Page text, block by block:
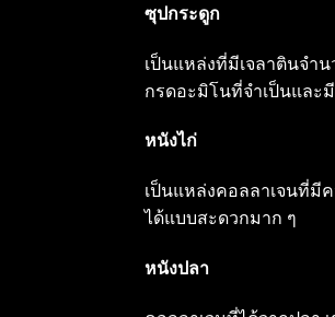
ซุปกระดูก
เป็นแหล่งที่มีเจลาตินจำ
กรดอะมิโนที่จำเป็นและ
หนังไก่
เป็นแหล่งคอลลาเจนที่มี
ได้แบบสะดวกมาก ๆ
หนังปลา